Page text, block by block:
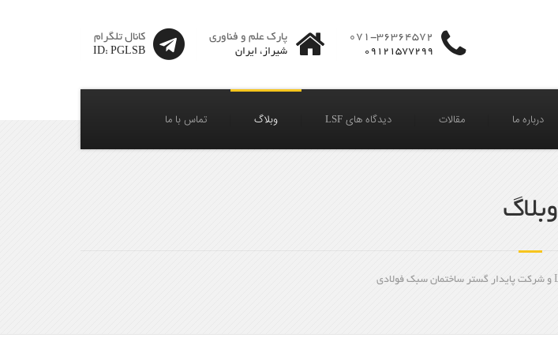
071-36364572
09121577299
پارک علم و فناوری
شیراز، ایران
کانال تلگرام
ID: PGLSB
درباره ما مقالات دیدگاه های LSF وبلاگ تماس با ما
وبلاگ